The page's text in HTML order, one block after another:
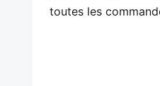
dryCELL évacuent
toutes les